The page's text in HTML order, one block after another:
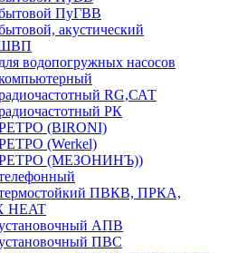
ПуГВВ
акустический
водопогружных насосов
RG,САТ
РК
(BIRONI)
(Werkel)
РЕТРО (МЕЗОНИНЪ))
ПВКВ, ПРКА,
HEAT
АПВ
ПВС